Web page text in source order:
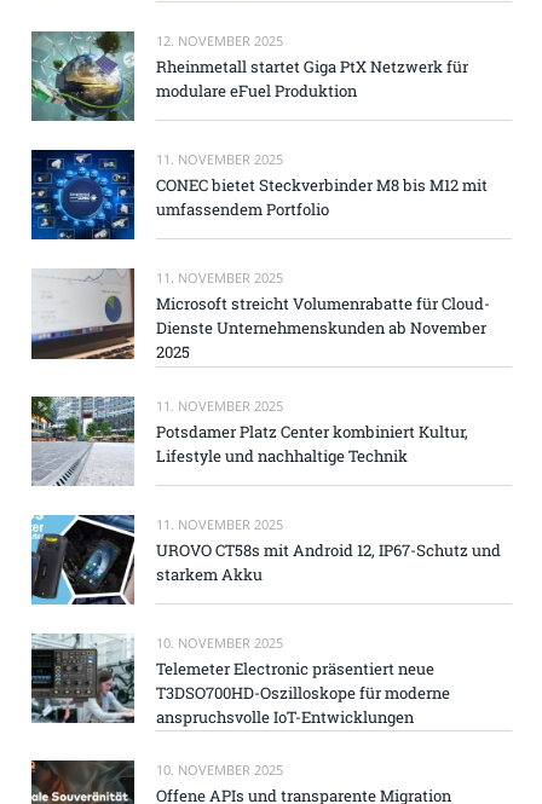
12. NOVEMBER 2025
Rheinmetall startet Giga PtX Netzwerk für
modulare eFuel Produktion
11. NOVEMBER 2025
CONEC bietet Steckverbinder M8 bis M12 mit
umfassendem Portfolio
11. NOVEMBER 2025
Microsoft streicht Volumenrabatte für Cloud-
Dienste Unternehmenskunden ab November
2025
11. NOVEMBER 2025
Potsdamer Platz Center kombiniert Kultur,
Lifestyle und nachhaltige Technik
11. NOVEMBER 2025
UROVO CT58s mit Android 12, IP67-Schutz und
starkem Akku
10. NOVEMBER 2025
Telemeter Electronic präsentiert neue
T3DSO700HD-Oszilloskope für moderne
anspruchsvolle IoT-Entwicklungen
10. NOVEMBER 2025
Offene APIs und transparente Migration